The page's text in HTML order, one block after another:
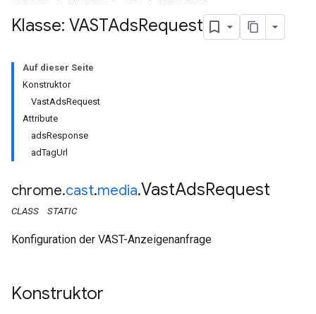
Klasse: VASTAdsRequest
Auf dieser Seite
Konstruktor
VastAdsRequest
Attribute
adsResponse
adTagUrl
chrome.cast.media.VastAdsRequest
CLASS STATIC
Konfiguration der VAST-Anzeigenanfrage
Konstruktor